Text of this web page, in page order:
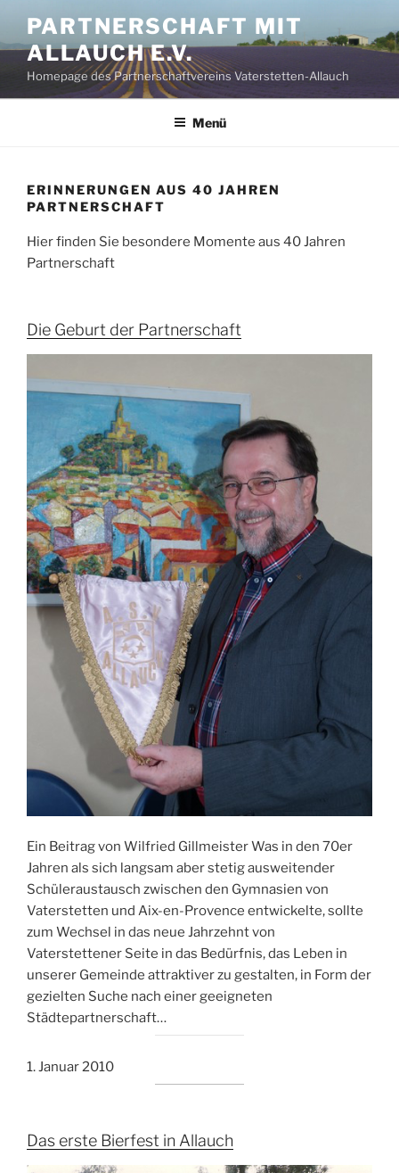
Inhalt
springen
PARTNERSCHAFT MIT
ALLAUCH E.V.
Homepage des Partnerschaftvereins Vaterstetten-Allauch
Menü
ERINNERUNGEN AUS 40 JAHREN
PARTNERSCHAFT
Hier finden Sie besondere Momente aus 40 Jahren
Partnerschaft
Die Geburt der Partnerschaft
Ein Beitrag von Wilfried Gillmeister Was in den 70er
Jahren als sich langsam aber stetig ausweitender
Schüleraustausch zwischen den Gymnasien von
Vaterstetten und Aix-en-Provence entwickelte, sollte
zum Wechsel in das neue Jahrzehnt von
Vaterstettener Seite in das Bedürfnis, das Leben in
unserer Gemeinde attraktiver zu gestalten, in Form der
gezielten Suche nach einer geeigneten
Städtepartnerschaft…
1. Januar 2010
Das erste Bierfest in Allauch